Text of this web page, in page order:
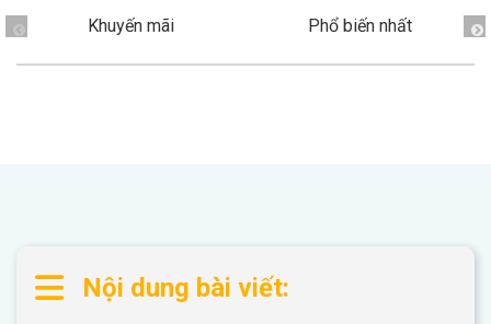
spa cho thú cưng
Chính sách đổi trả
Khuyến mãi Phổ biến nhất
Nội dung bài viết: